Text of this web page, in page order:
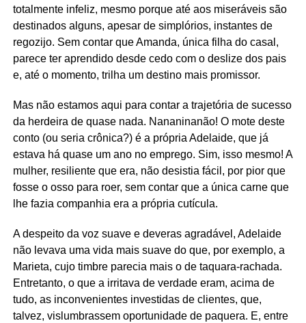
totalmente infeliz, mesmo porque até aos miseráveis são
destinados alguns, apesar de simplórios, instantes de
regozijo. Sem contar que Amanda, única filha do casal,
parece ter aprendido desde cedo com o deslize dos pais
e, até o momento, trilha um destino mais promissor.
Mas não estamos aqui para contar a trajetória de sucesso
da herdeira de quase nada. Nananinanão! O mote deste
conto (ou seria crônica?) é a própria Adelaide, que já
estava há quase um ano no emprego. Sim, isso mesmo! A
mulher, resiliente que era, não desistia fácil, por pior que
fosse o osso para roer, sem contar que a única carne que
lhe fazia companhia era a própria cutícula.
A despeito da voz suave e deveras agradável, Adelaide
não levava uma vida mais suave do que, por exemplo, a
Marieta, cujo timbre parecia mais o de taquara-rachada.
Entretanto, o que a irritava de verdade eram, acima de
tudo, as inconvenientes investidas de clientes, que,
talvez, vislumbrassem oportunidade de paquera. E, entre